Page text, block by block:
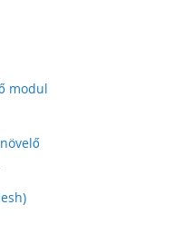
modul